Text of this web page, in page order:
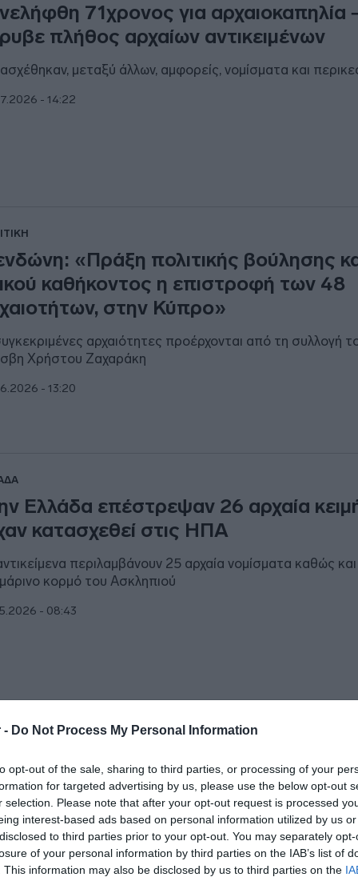
- Do Not Process My Personal Information
opt-out of the sale, sharing to third parties, or processing of your
for targeted advertising by us, please use the below opt-out
selection. Please note that after your opt-out request is processed
interest-based ads based on personal information utilized by us
to third parties prior to your opt-out. You may separately
of your personal information by third parties on the IAB’s list of
This information may also be disclosed by us to third parties on the
71χρονος για αρχαιοκαπηλία
πλήθος αρχαίων αντικειμένων
μεταξύ άλλων, αμφορείς, νομίσματα και
- 14:22
«Πράξη πολιτικής βούλησης
καθήκοντος η επιστροφή των 48
στην Κύπρο»
αρχαιότητες προέρχονται από τη συλλογή
Χρήστου Ζαχαράκη
- 13:20
Ελλάδα επέστρεψαν 26 αρχαία
κατασχεθεί στις ΗΠΑ
περιλαμβάνουν 25 αρχαία νομίσματα καθώς
κορμό του Ασκληπιού
- 08:43
ένας άνδρας (Εικόνες)
θα οδηγηθεί στην αρμόδια εισαγγελική Αρχή
- 19:02